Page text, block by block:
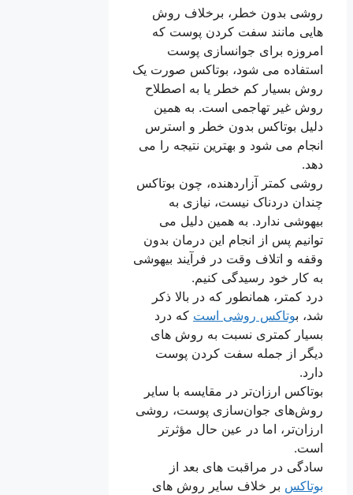
روشی بدون خطر، برخلاف روش
هایی مانند سفت کردن پوست که
امروزه برای جوانسازی پوست
استفاده می شود، بوتاکس صورت یک
روش بسیار کم خطر یا به اصطلاح
روش غیر تهاجمی است. به همین
دلیل بوتاکس بدون خطر و استرس
انجام می شود و بهترین نتیجه را می
دهد.
روشی کمتر آزاردهنده، چون بوتاکس
چندان دردناک نیست، نیازی به
بیهوشی ندارد. به همین دلیل می
توانیم پس از انجام این درمان بدون
وقفه و اتلاف وقت در فرآیند بیهوشی
به کار خود رسیدگی کنیم.
درد کمتر، همانطور که در بالا ذکر
شد، ب وتاکس روشی استکه درد
بسیار کمتری نسبت به روش های
دیگر از جمله سفت کردن پوست
دارد.
بوتاکس ارزان‌تر در مقایسه با سایر
روش‌های جوان‌سازی پوست، روشی
ارزان‌تر، اما در عین حال مؤثرتر
است.
سادگی در مراقبت های بعد از
بوتاکس بر خلاف سایر روش های